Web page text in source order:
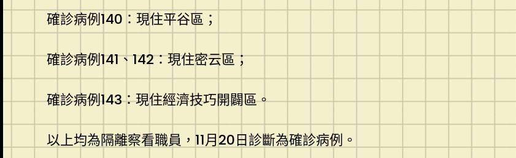
確診病例140：現住平谷區；
確診病例141、142：現住密云區；
確診病例143：現住經濟技巧開闢區。
以上均為隔離察看職員，11月20日診斷為確診病例。